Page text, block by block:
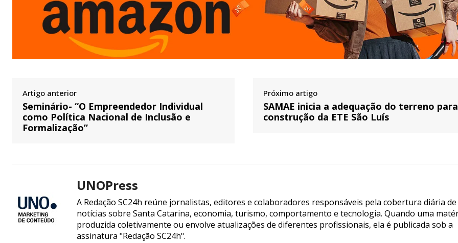
Artigo anterior
Seminário- “O Empreendedor Individual
como Política Nacional de Inclusão e
Formalização”
Próximo artigo
SAMAE inicia a adequação do terreno para
construção da ETE São Luís
UNOPress
A Redação SC24h reúne jornalistas, editores e colaboradores responsáveis pela cobertura diária de
notícias sobre Santa Catarina, economia, turismo, comportamento e tecnologia. Quando uma
produzida coletivamente ou envolve atualizações de diferentes profissionais, ela é publicada sob a
assinatura "Redação SC24h".